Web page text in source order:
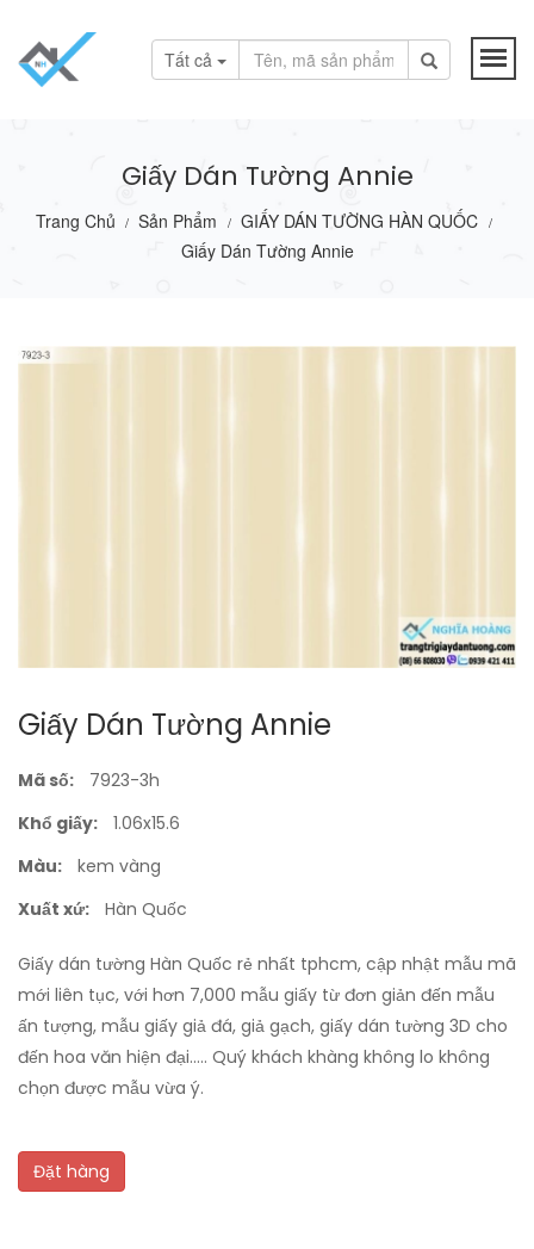
Tất cả
Giấy Dán Tường Annie
Trang Chủ / Sản Phẩm / GIẤY DÁN TƯỜNG HÀN QUỐC /
Giấy Dán Tường Annie
Giấy Dán Tường Annie
Mã số:
7923-3h
Khổ giấy:
1.06x15.6
Màu:
kem vàng
Xuất xứ:
Hàn Quốc
Giấy dán tường Hàn Quốc rẻ nhất tphcm, cập nhật mẫu mã
mới liên tục, với hơn 7,000 mẫu giấy từ đơn giản đến mẫu
ấn tượng, mẫu giấy giả đá, giả gạch, giấy dán tường 3D cho
đến hoa văn hiện đại..... Quý khách khàng không lo không
chọn được mẫu vừa ý.
Đặt hàng